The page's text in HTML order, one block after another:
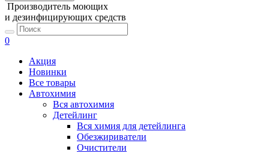
Производитель моющих
и дезинфицирующих средств
0
Акция
Новинки
Все товары
Автохимия
Вся автохимия
Детейлинг
Вся химия для детейлинга
Обезжириватели
Очистители